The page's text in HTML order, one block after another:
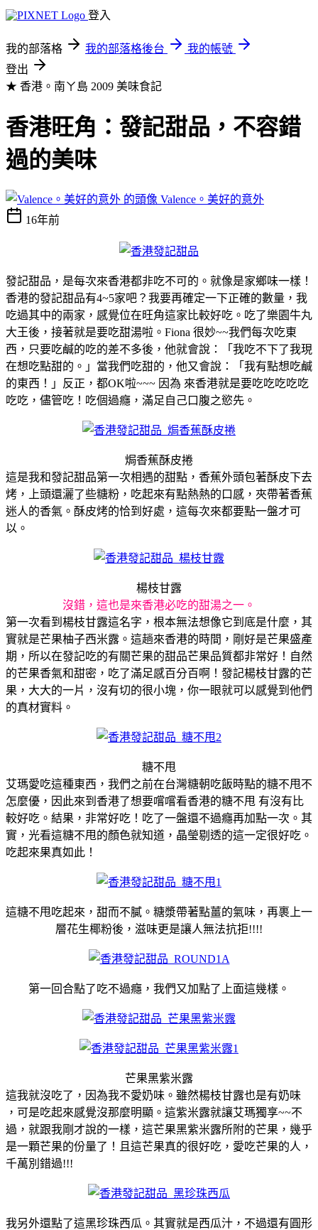
登入
我的部落格 我的部落格後台
我的帳號
登出
★ 香港。南ㄚ島 2009 美味食記
香港旺角：發記甜品，不容錯
過的美味
Valence。美好的意外
16年前
發記甜品，是每次來香港都非吃不可的。就像是家鄉味一樣！
香港的發記甜品有4~5家吧？我要再確定一下正確的數量，我
吃過其中的兩家，感覺位在旺角這家比較好吃。吃了樂園牛丸
大王後，接著就是要吃甜湯啦。Fiona 很妙~~我們每次吃東
西，只要吃鹹的吃的差不多後，他就會說：「我吃不下了我現
在想吃點甜的。」當我們吃甜的，他又會說：「我有點想吃鹹
的東西！」
反正，都OK啦~~~ 因為 來香港就是要吃吃吃吃吃
吃吃，儘管吃！吃個過癮，滿足自己口腹之慾先。
焗香蕉酥皮捲
這是我和發記甜品第一次相遇的甜點，香蕉外頭包著酥皮下去
烤，上頭還灑了些糖粉，吃起來有點熱熱的口感，夾帶著香蕉
迷人的香氣。酥皮烤的恰到好處， 這每次來都要點一盤才可
以。
楊枝甘露
沒錯，這也是來香港必吃的甜湯之一。
第一次看到楊枝甘露這名字，根本無法想像它到底是什麼，其
實就是芒果柚子西米露。這趟來香港的時間，剛好是芒果盛產
期，所以在發記吃的有關芒果的甜品芒果品質都非常好！自然
的芒果香氣和甜密，吃了滿足感百分百啊！發記楊枝甘露的芒
果，大大的一片，沒有切的很小塊，你一眼就可以感覺到他們
的真材實料。
糖不甩
艾瑪愛吃這種東西，我們之前在台灣糖朝吃飯時點的糖不甩不
怎麼優，因此來到香港了想要嚐嚐看香港的糖不甩 有沒有比
較好吃。結果，非常好吃！吃了一盤還不過癮再加點一次。其
實，光看這糖不甩的顏色就知道，晶瑩剔透的這一定很好吃。
吃起來果真如此！
這糖不甩吃起來，甜而不膩。糖漿帶著點薑的氣味，再裹上一
層花生椰粉後，滋味更是讓人無法抗拒!!!!
第一回合點了吃不過癮，我們又加點了上面這幾樣。
芒果黑紫米露
這我就沒吃了，因為我不愛奶味。雖然楊枝甘露也是有奶味
，可是吃起來感覺沒那麼明顯。這紫米露就讓艾瑪獨享~~不
過，就跟我剛才說的一樣，這芒果黑紫米露所附的芒果，幾乎
是一顆芒果的份量了！且這芒果真的很好吃，愛吃芒果的人，
千萬別錯過!!!
我另外還點了這黑珍珠西瓜。其實就是西瓜汁，不過還有圓形